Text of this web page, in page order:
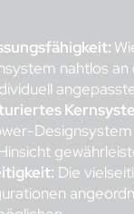
nahtlos
Designsystem
Die